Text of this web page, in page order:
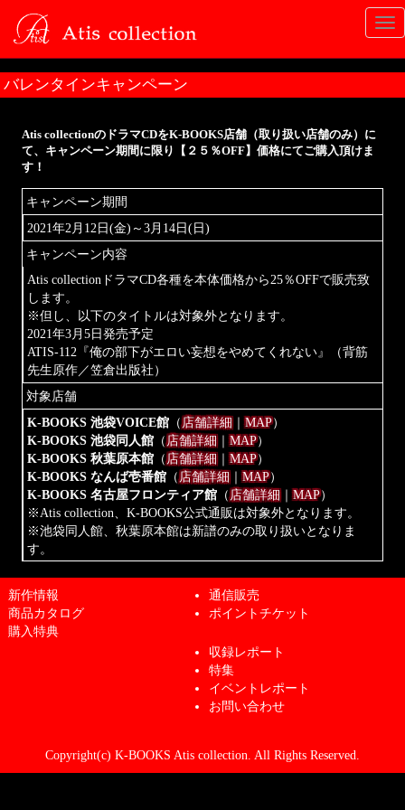
バレンタインキャンペーン
Atis collectionのドラマCDをK-BOOKS店舗（取り扱い店舗のみ）に
て、キャンペーン期間に限り【２５％OFF】価格にてご購入頂けま
す！
キャンペーン期間
2021年2月12日(金)～3月14日(日)
キャンペーン内容
Atis collectionドラマCD各種を本体価格から25％OFFで販売致
します。
※但し、以下のタイトルは対象外となります。
2021年3月5日発売予定
ATIS-112『俺の部下がエロい妄想をやめてくれない』（背筋
先生原作／笠倉出版社）
対象店舗
K-BOOKS 池袋VOICE館（店舗詳細｜MAP）
K-BOOKS 池袋同人館（店舗詳細｜MAP）
K-BOOKS 秋葉原本館（店舗詳細｜MAP）
K-BOOKS なんば壱番館（店舗詳細｜MAP）
K-BOOKS 名古屋フロンティア館（店舗詳細｜MAP）
※Atis collection、K-BOOKS公式通販は対象外となります。
※池袋同人館、秋葉原本館は新譜のみの取り扱いとなりま
す。
新作情報
商品カタログ
購入特典
通信販売
ポイントチケット
収録レポート
特集
イベントレポート
お問い合わせ
Copyright(c) K-BOOKS Atis collection. All Rights Reserved.